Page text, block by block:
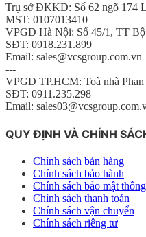
Trụ sở ĐKKD: Số 62 ngõ 174
MST: 0107013410
VPGD Hà Nội: Số 45/1, TT
SĐT: 0918.231.899
Email: sales@vcsgroup.com.vn
---
VPGD TP.HCM: Toà nhà
SĐT: 0911.235.298
Email:
QUY ĐỊNH VÀ CHÍNH
Chính sách bán hàng
Chính sách bảo hành
Chính sách bảo mật
Chính sách thanh toán
Chính sách vận chuyển
Chính sách riêng tư